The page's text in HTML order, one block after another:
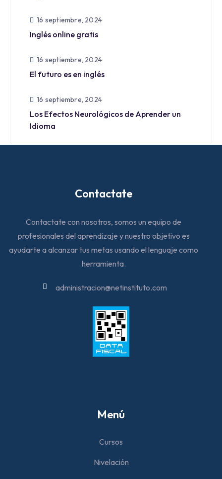
16 septiembre, 2024
Inglés online gratis
16 septiembre, 2024
El futuro es en inglés
16 septiembre, 2024
Los Efectos Neurológicos de Aprender un
Idioma
Contactate
Contactate con nosotros, somos un equipo de
profesionales del aprendizaje y nuestro objetivo es
ayudarte a alcanzar tus metas usando el lenguaje como
herramienta.
administracion@netinstituto.com
Menú
Cursos
Nivelación